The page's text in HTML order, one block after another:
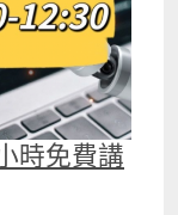
時免費講